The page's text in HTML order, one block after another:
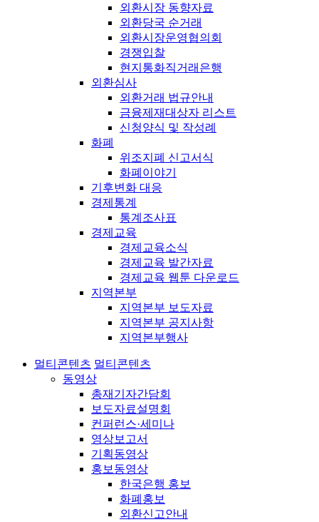
외환시장 동향자료
외환당국 순거래
외환시장운영협의회
경쟁입찰
현지통화직거래은행
외환심사
외환거래 법규안내
금융제재대상자 리스트
신청양식 및 작성례
화폐
위조지폐 신고서식
화폐이야기
기후변화 대응
경제통계
통계조사표
경제교육
경제교육소식
경제교육 발간자료
경제교육 웹툰 다운로드
지역본부
지역본부 보도자료
지역본부 공지사항
지역본부행사
멀티콘텐츠 멀티콘텐츠
동영상
총재기자간담회
보도자료설명회
컨퍼런스·세미나
영상보고서
기획동영상
홍보동영상
한국은행 홍보
화폐홍보
외환신고안내